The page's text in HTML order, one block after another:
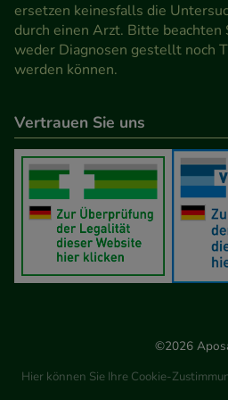
Werbung auf Drittseiten
zu gestalten. Bitte beachten
teilweise an Dritte wie z.B.
ersetzen keinesfalls die
durch einen Arzt. Bitte beachten
weder Diagnosen gestellt noch
werden können.
Vertrauen Sie uns
©2026
Hier können Sie Ihre Cookie-